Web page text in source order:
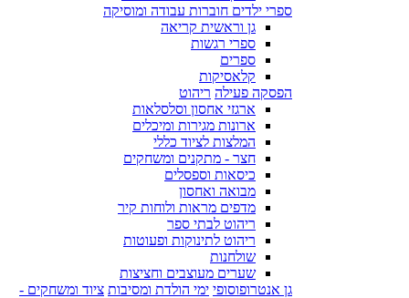
ספרי ילדים חוברות עבודה ומוסיקה
גן וראשית קריאה
ספרי רגשות
ספרים
קלאסיקות
הפסקה פעילה ריהוט
ארגזי אחסון וסלסלאות
ארונות מגירות ומיכלים
המלצות לציוד כללי
חצר - מתקנים ומשחקים
כיסאות וספסלים
מבואה ואחסון
מדפים מראות ולוחות קיר
ריהוט לבתי ספר
ריהוט לתינוקות ופעוטות
שולחנות
שערים מעוצבים וחציצות
גן אנטרופוסופי ימי הולדת ומסיבות ציוד ומשחקים -